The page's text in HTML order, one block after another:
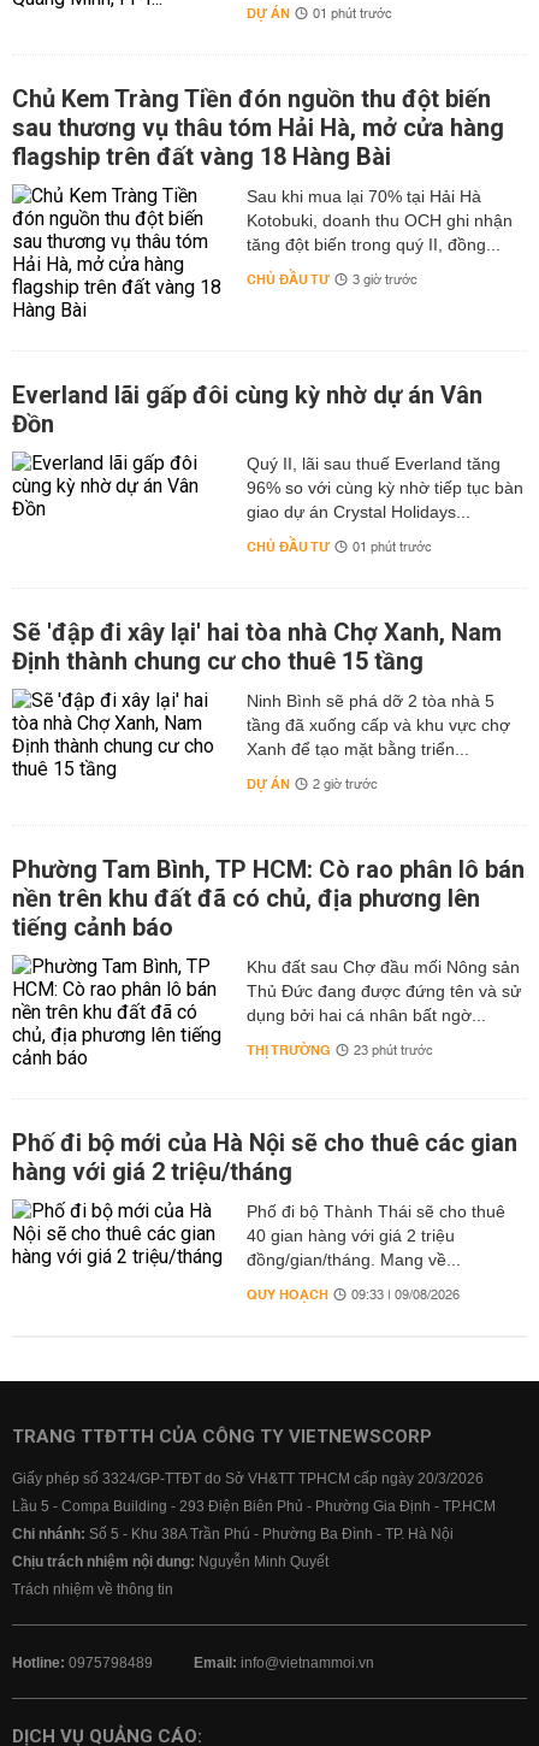
DỰ ÁN 01 phút trước
Chủ Kem Tràng Tiền đón nguồn thu đột biến
sau thương vụ thâu tóm Hải Hà, mở cửa hàng
flagship trên đất vàng 18 Hàng Bài
Sau khi mua lại 70% tại Hải Hà
Kotobuki, doanh thu OCH ghi nhận
tăng đột biến trong quý II, đồng...
CHỦ ĐẦU TƯ 3 giờ trước
Everland lãi gấp đôi cùng kỳ nhờ dự án Vân
Đồn
Quý II, lãi sau thuế Everland tăng
96% so với cùng kỳ nhờ tiếp tục bàn
giao dự án Crystal Holidays...
CHỦ ĐẦU TƯ 01 phút trước
Sẽ 'đập đi xây lại' hai tòa nhà Chợ Xanh, Nam
Định thành chung cư cho thuê 15 tầng
Ninh Bình sẽ phá dỡ 2 tòa nhà 5
tầng đã xuống cấp và khu vực chợ
Xanh để tạo mặt bằng triển...
DỰ ÁN 2 giờ trước
Phường Tam Bình, TP HCM: Cò rao phân lô bán
nền trên khu đất đã có chủ, địa phương lên
tiếng cảnh báo
Khu đất sau Chợ đầu mối Nông sản
Thủ Đức đang được đứng tên và sử
dụng bởi hai cá nhân bất ngờ...
THỊ TRƯỜNG 23 phút trước
Phố đi bộ mới của Hà Nội sẽ cho thuê các gian
hàng với giá 2 triệu/tháng
Phố đi bộ Thành Thái sẽ cho thuê
40 gian hàng với giá 2 triệu
đồng/gian/tháng. Mang về...
QUY HOẠCH 09:33 | 09/08/2026
TRANG TTĐTTH CỦA CÔNG TY VIETNEWSCORP
Giấy phép số 3324/GP-TTĐT do Sở VH&TT TPHCM cấp ngày 20/3/2026
Lầu 5 - Compa Building - 293 Điện Biên Phủ - Phường Gia Định - TP.HCM
Chi nhánh: Số 5 - Khu 38A Trần Phú - Phường Ba Đình - TP. Hà Nội
Chịu trách nhiệm nội dung: Nguyễn Minh Quyết
Trách nhiệm về thông tin
Hotline: 0975798489 Email: info@vietnammoi.vn
DỊCH VỤ QUẢNG CÁO: